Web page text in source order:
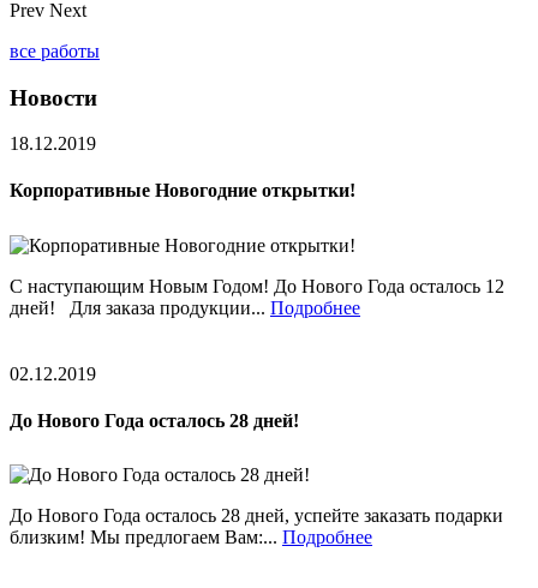
Prev Next
все работы
Новости
18.12.2019
Корпоративные Новогодние открытки!
С наступающим Новым Годом! До Нового Года осталось 12
дней! Для заказа продукции... Подробнее
02.12.2019
До Нового Года осталось 28 дней!
До Нового Года осталось 28 дней, успейте заказать подарки
близким! Мы предлогаем Вам:... Подробнее